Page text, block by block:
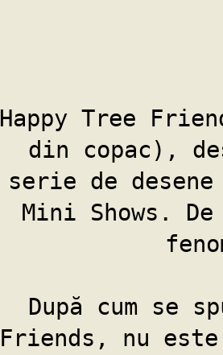
Happy Tree
din copac),
serie de
Mini Shows.
După cum se
Friends, nu